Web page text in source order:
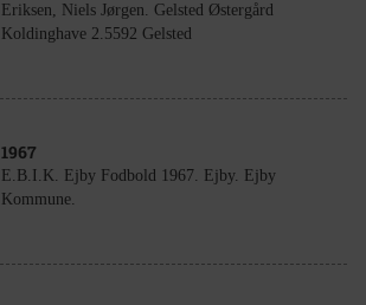
Eriksen, Niels Jørgen. Gelsted Østergård
Koldinghave 2.5592 Gelsted
1967
E.B.I.K. Ejby Fodbold 1967. Ejby. Ejby
Kommune.